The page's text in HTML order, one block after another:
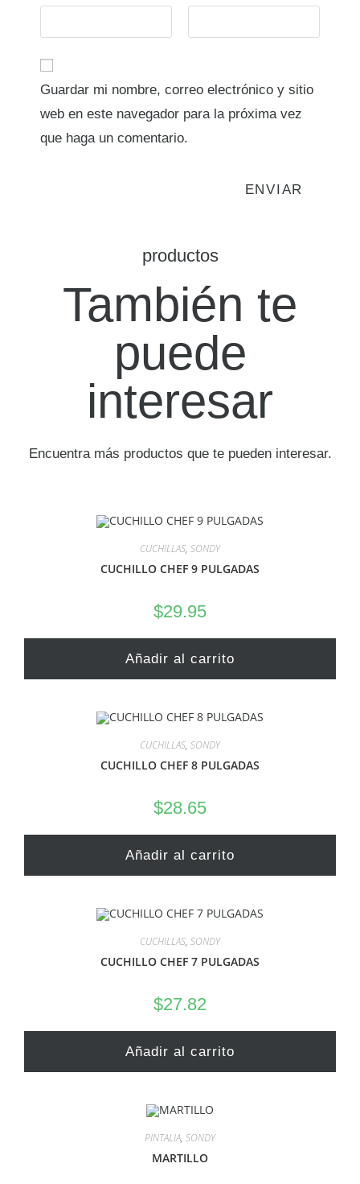
Guardar mi nombre, correo electrónico y sitio
web en este navegador para la próxima vez
que haga un comentario.
productos
También te
puede
interesar
Encuentra más productos que te pueden interesar.
CUCHILLAS, SONDY
CUCHILLO CHEF 9 PULGADAS
$29.95
Añadir al carrito
CUCHILLAS, SONDY
CUCHILLO CHEF 8 PULGADAS
$28.65
Añadir al carrito
CUCHILLAS, SONDY
CUCHILLO CHEF 7 PULGADAS
$27.82
Añadir al carrito
PINTALIA, SONDY
MARTILLO